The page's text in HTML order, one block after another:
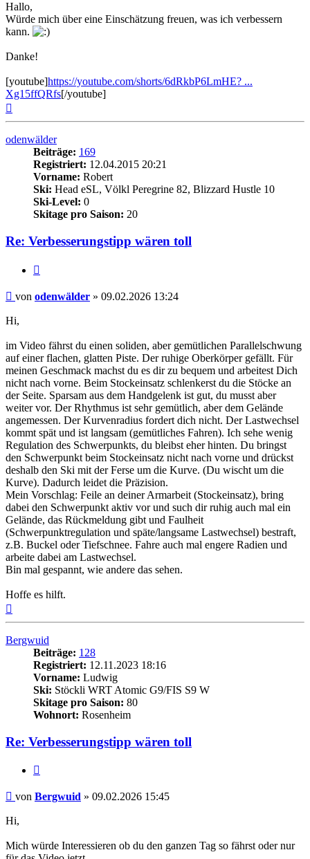
Hallo,
Würde mich über eine Einschätzung freuen, was ich verbessern
kann.
Danke!
[youtube]https://youtube.com/shorts/6dRkbP6LmHE? ...
Xg15ffQRfs[/youtube]
oben
odenwälder
Beiträge: 169
Registriert: 12.04.2015 20:21
Vorname: Robert
Ski: Head eSL, Völkl Peregrine 82, Blizzard Hustle 10
Ski-Level: 0
Skitage pro Saison: 20
Re: Verbesserungstipp wären toll
Beitrag
von odenwälder » 09.02.2026 13:24
Hi,
im Video fährst du einen soliden, aber gemütlichen Parallelschwung
auf einer flachen, glatten Piste. Der ruhige Oberkörper gefällt. Für
meinen Geschmack machst du es dir zu bequem und arbeitest Dich
nicht nach vorne. Beim Stockeinsatz schlenkerst du die Stöcke an
der Seite. Sparsam aus dem Handgelenk ist gut, du musst aber
weiter vor. Der Rhythmus ist sehr gemütlich, aber dem Gelände
angemessen. Der Kurvenradius fordert dich nicht. Der Lastwechsel
kommt spät und ist langsam (gemütliches Fahren). Ich sehe wenig
Regulation des Schwerpunkts, du bleibst eher hinten. Du bringst
den Schwerpunkt beim Stockeinsatz nicht nach vorne und drückst
deshalb den Ski mit der Ferse um die Kurve. (Du wischt um die
Kurve). Dadurch leidet die Präzision.
Mein Vorschlag: Feile an deiner Armarbeit (Stockeinsatz), bring
dabei den Schwerpunkt aktiv vor und such dir ruhig auch mal ein
Gelände, das Rückmeldung gibt und Faulheit
(Schwerpunktregulation und späte/langsame Lastwechsel) bestraft,
z.B. Buckel oder Tiefschnee. Fahre auch mal engere Radien und
arbeite dabei am Lastwechsel.
Bin mal gespannt, wie andere das sehen.
Hoffe es hilft.
Bergwuid
Beiträge: 128
Registriert: 12.11.2023 18:16
Vorname: Ludwig
Ski: Stöckli WRT Atomic G9/FIS S9 W
Skitage pro Saison: 80
Wohnort: Rosenheim
Re: Verbesserungstipp wären toll
Beitrag
von Bergwuid » 09.02.2026 15:45
Hi,
Mich würde Interessieren ob du den ganzen Tag so fährst oder nur